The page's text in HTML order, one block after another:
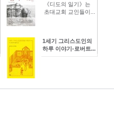
《디도의 일기》는
초대교회 교인들이...
1세기 그리스도인의
하루 이야기-로버트...